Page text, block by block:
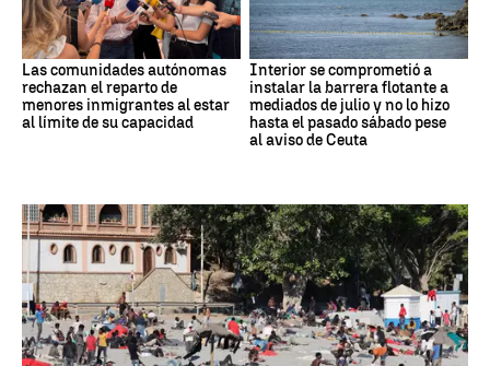
Las comunidades autónomas
rechazan el reparto de
menores inmigrantes al estar
al límite de su capacidad
Interior se comprometió a
instalar la barrera flotante a
mediados de julio y no lo hizo
hasta el pasado sábado pese
al aviso de Ceuta